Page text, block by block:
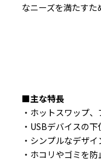
なニーズを満たすた
■主な特長
・ホットスワップ
・USBデバイスの下
・シンプルなデザイ
・ホコリやゴミを